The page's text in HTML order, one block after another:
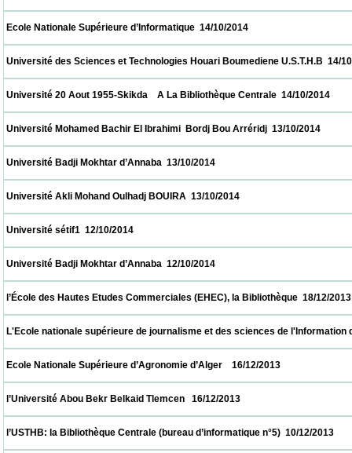
Ecole Nationale Supérieure d’Informatique  14/10/2014
Université des Sciences et Technologies Houari Boumediene
Université 20 Aout 1955-Skikda    A La Bibliothèque Centrale
Université Mohamed Bachir El Ibrahimi  Bordj Bou Arréridj  13/
Université Badji Mokhtar d’Annaba  13/10/2014
Université Akli Mohand Oulhadj BOUIRA  13/10/2014
Université sétif1  12/10/2014
Université Badji Mokhtar d’Annaba  12/10/2014
l’École des Hautes Etudes Commerciales (EHEC), la
L'Ecole nationale supérieure de journalisme et des sciences de
Ecole Nationale Supérieure d’Agronomie d’Alger    16/12/2013
l’Université Abou Bekr Belkaid Tlemcen   16/12/2013
l’USTHB: la Bibliothèque Centrale (bureau d’informatique n°5)